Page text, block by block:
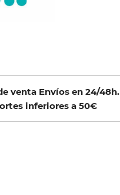
venta Envíos en 24/48h.
inferiores a 50€